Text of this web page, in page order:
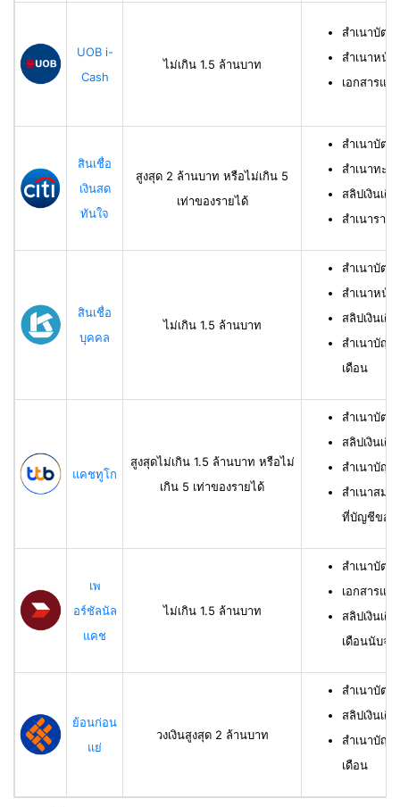
UOB i-
Cash
ไม่เกิน 1.5 ล้านบาท
สำเนาบัตร
สำเนาหน้
เอกสารแส
สินเชื่อ
เงินสด
ทันใจ
สูงสุด 2 ล้านบาท หรือไม่เกิน 5
เท่าของรายได้
สำเนาบัตร
สำเนาทะเ
สลิปเงินเดื
สำเนาราย
สินเชื่อ
บุคคล
ไม่เกิน 1.5 ล้านบาท
สำเนาบัตร
สำเนาหน้
สลิปเงินเดื
สำเนาบัญชี
เดือน
แคชทูโก
สูงสุดไม่เกิน 1.5 ล้านบาท หรือไม่
เกิน 5 เท่าของรายได้
สำเนาบัตร
สลิปเงินเดื
สำเนาบัญ
สำเนาสมุด
ที่บัญชีของ
เพ
อร์ชัลนัล
แคช
ไม่เกิน 1.5 ล้านบาท
สำเนาบัตร
เอกสารแส
สลิปเงินเ
เดือนนับจ
ย้อนก่อน
แย่
วงเงินสูงสุด 2 ล้านบาท
สำเนาบัต
สลิปเงินเดื
สำเนาบัญชี
เดือน